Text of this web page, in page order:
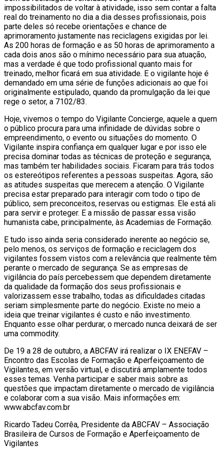
impossibilitados de voltar à atividade, isso sem contar a falta
real do treinamento no dia a dia desses profissionais, pois
parte deles só recebe orientações e chance de
aprimoramento justamente nas reciclagens exigidas por lei.
As 200 horas de formação e as 50 horas de aprimoramento a
cada dois anos são o mínimo necessário para sua atuação,
mas a verdade é que todo profissional quanto mais for
treinado, melhor ficará em sua atividade. E o vigilante hoje é
demandado em uma série de funções adicionais ao que foi
originalmente estipulado, quando da promulgação da lei que
rege o setor, a 7102/83.
Hoje, vivemos o tempo do Vigilante Concierge, aquele a quem
o público procura para uma infinidade de dúvidas sobre o
empreendimento, o evento ou situações do momento. O
Vigilante inspira confiança em qualquer lugar e por isso ele
precisa dominar todas as técnicas de proteção e segurança,
mas também ter habilidades sociais. Ficaram para trás todos
os estereótipos referentes a pessoas suspeitas. Agora, são
as atitudes suspeitas que merecem a atenção. O Vigilante
precisa estar preparado para interagir com todo o tipo de
público, sem preconceitos, reservas ou estigmas. Ele está ali
para servir e proteger. E a missão de passar essa visão
humanista cabe, principalmente, às Academias de Formação.
E tudo isso ainda seria considerado inerente ao negócio se,
pelo menos, os serviços de formação e reciclagem dos
vigilantes fossem vistos com a relevância que realmente têm
perante o mercado de segurança. Se as empresas de
vigilância do país percebessem que dependem diretamente
da qualidade da formação dos seus profissionais e
valorizassem esse trabalho, todas as dificuldades citadas
seriam simplesmente parte do negócio. Existe no meio a
ideia que treinar vigilantes é custo e não investimento.
Enquanto esse olhar perdurar, o mercado nunca deixará de ser
uma commodity.
De 19 a 28 de outubro, a ABCFAV irá realizar o IX ENEFAV –
Encontro das Escolas de Formação e Aperfeiçoamento de
Vigilantes, em versão virtual, e discutirá amplamente todos
esses temas. Venha participar e saber mais sobre as
questões que impactam diretamente o mercado de vigilância
e colaborar com a sua visão. Mais informações em:
www.abcfav.com.br
Ricardo Tadeu Corrêa, Presidente da ABCFAV – Associação
Brasileira de Cursos de Formação e Aperfeiçoamento de
Vigilantes